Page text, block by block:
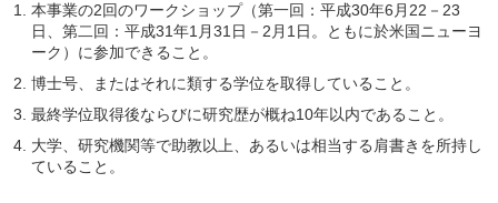
本事業の2回のワークショップ（第一回：平成30年6月22－23
日、第二回：平成31年1月31日－2月1日。ともに於米国ニューヨ
ーク）に参加できること。
博士号、またはそれに類する学位を取得していること。
最終学位取得後ならびに研究歴が概ね10年以内であること。
大学、研究機関等で助教以上、あるいは相当する肩書きを所持し
ていること。